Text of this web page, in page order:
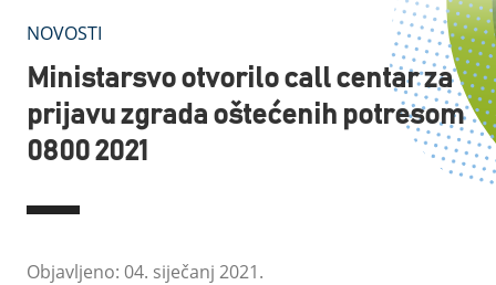
NOVOSTI
Ministarsvo otvorilo call centar za
prijavu zgrada oštećenih potresom
0800 2021
Objavljeno: 04. siječanj 2021.